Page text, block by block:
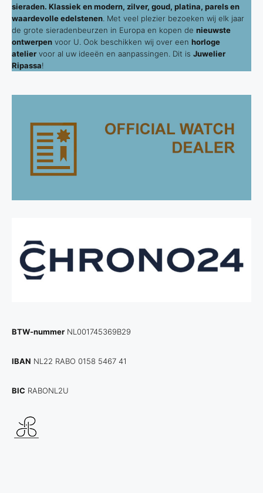
sieraden. Klassiek en modern, zilver, goud, platina, parels en
waardevolle edelstenen . Met veel plezier bezoeken wij elk jaar
de grote sieradenbeurzen in Europa en kopen de nieuwste
ontwerpen voor U. Ook beschikken wij over een horloge
atelier voor al uw ideeën en aanpassingen. Dit is Juwelier
Ripassa!
BTW-nummer NL001745369B29
IBAN NL22 RABO 0158 5467 41
BIC RABONL2U